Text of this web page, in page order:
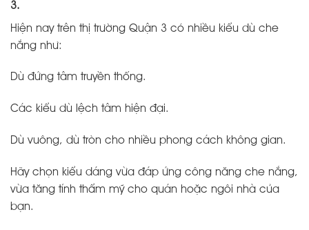
3.
Hiện nay trên thị trường Quận 3 có nhiều kiểu dù che
nắng như:
Dù đứng tâm truyền thống.
Các kiểu dù lệch tâm hiện đại.
Dù vuông, dù tròn cho nhiều phong cách không gian.
Hãy chọn kiểu dáng vừa đáp ứng công năng che nắng,
vừa tăng tính thẩm mỹ cho quán hoặc ngôi nhà của
bạn.